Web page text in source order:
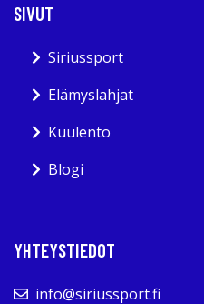
SIVUT
Siriussport
Elämyslahjat
Kuulento
Blogi
YHTEYSTIEDOT
info@siriussport.fi